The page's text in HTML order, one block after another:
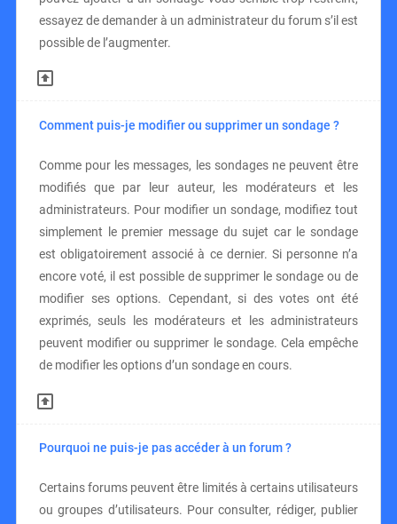
essayez de demander à un administrateur du forum s’il est
possible de l’augmenter.
Comment puis-je modifier ou supprimer un sondage ?
Comme pour les messages, les sondages ne peuvent être
modifiés que par leur auteur, les modérateurs et les
administrateurs. Pour modifier un sondage, modifiez tout
simplement le premier message du sujet car le sondage
est obligatoirement associé à ce dernier. Si personne n’a
encore voté, il est possible de supprimer le sondage ou de
modifier ses options. Cependant, si des votes ont été
exprimés, seuls les modérateurs et les administrateurs
peuvent modifier ou supprimer le sondage. Cela empêche
de modifier les options d’un sondage en cours.
Pourquoi ne puis-je pas accéder à un forum ?
Certains forums peuvent être limités à certains utilisateurs
ou groupes d’utilisateurs. Pour consulter, rédiger, publier